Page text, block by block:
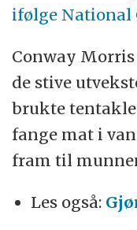
ifølge National
Conway
de stive
brukte
fange mat i
fram til
Les også: